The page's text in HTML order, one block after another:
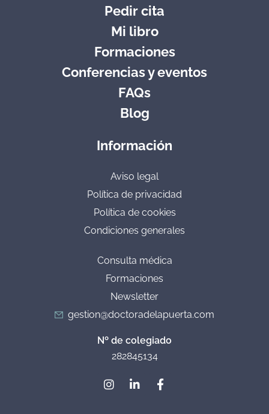
Pedir cita
Mi libro
Formaciones
Conferencias y eventos
FAQs
Blog
Información
Aviso legal
Política de privacidad
Política de cookies
Condiciones generales
Consulta médica
Formaciones
Newsletter
gestion@doctoradelapuerta.com
Nº de colegiado
282845134